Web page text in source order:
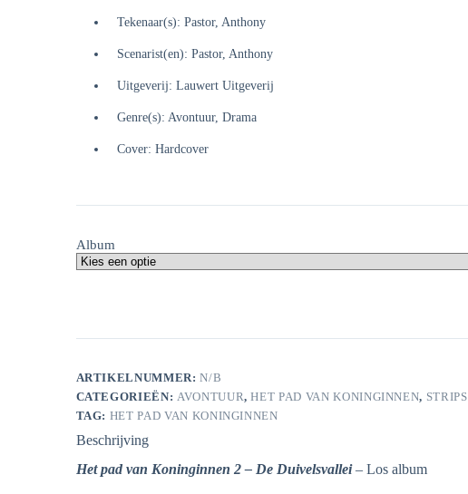
Tekenaar(s): Pastor, Anthony
Scenarist(en): Pastor, Anthony
Uitgeverij: Lauwert Uitgeverij
Genre(s): Avontuur, Drama
Cover: Hardcover
Album
ARTIKELNUMMER:N/B
CATEGORIEËN: AVONTUUR,HET PAD VAN KONINGINNEN, STRIPS
TAG: HET PAD VAN KONINGINNEN
Beschrijving
Het pad van Koninginnen 2 – De Duivelsvallei– Los album